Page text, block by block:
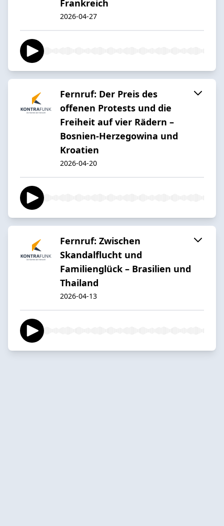
Frankreich
2026-04-27
Fernruf: Der Preis des
offenen Protests und die
Freiheit auf vier Rädern –
Bosnien-Herzegowina und
Kroatien
2026-04-20
Fernruf: Zwischen
Skandalflucht und
Familienglück – Brasilien und
Thailand
2026-04-13